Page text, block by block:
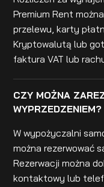
Premium Rent
przelewu, karty
Kryptowalutą lub
faktura VAT lub
CZY MOŻNA
WYPRZEDZENIEM?
W wypożyczalni
można rezerwować
Rezerwacji można
kontaktowy lub